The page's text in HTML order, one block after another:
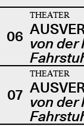
06
THEATER
von der
07
THEATER
von der